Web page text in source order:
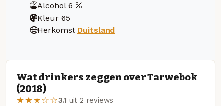
Alcohol 6
Kleur 65
Herkomst Duitsland
Wat drinkers zeggen over Tarwebok
(2018)
★★★☆☆3.1 uit 2 reviews